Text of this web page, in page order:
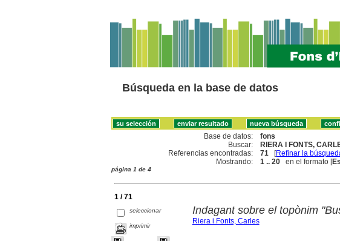
Búsqueda en la base de datos
Base de datos:
fons
Buscar:
RIERA I FONTS,
Referencias encontradas:
71 [Refinar la
Mostrando:
1 .. 20 en el formato [
página 1 de 4
1 / 71
seleccionar
imprimir
Indagant sobre el topònim
Riera i Fonts, Carles